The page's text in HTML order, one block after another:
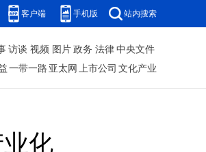
客户端 手机版 站内搜索
访谈 视频 图片 政务 法律 中央文件
一带一路 亚太网 上市公司 文化产业
化